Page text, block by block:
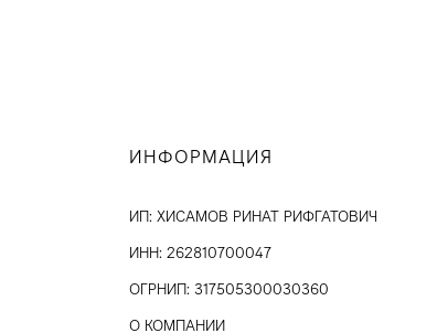
ИНФОРМАЦИЯ
ИП: ХИСАМОВ РИНАТ РИФГАТОВИЧ
ИНН: 262810700047
ОГРНИП: 317505300030360
О КОМПАНИИ